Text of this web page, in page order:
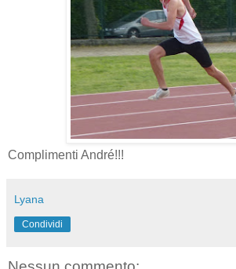
Complimenti André!!!
Lyana
Condividi